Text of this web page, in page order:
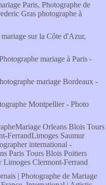
Paris, Photographe de
Gras photographe à
sur la Côte d'Azur,
mariage à Paris -
mariage Bordeaux -
Montpellier - Photo
Orleans Blois Tours
FerrandLimoges Saumur
international -
Paris Tours Blois Poitiers
Limoges Clermont-Ferrand
| Photographe de Mariage